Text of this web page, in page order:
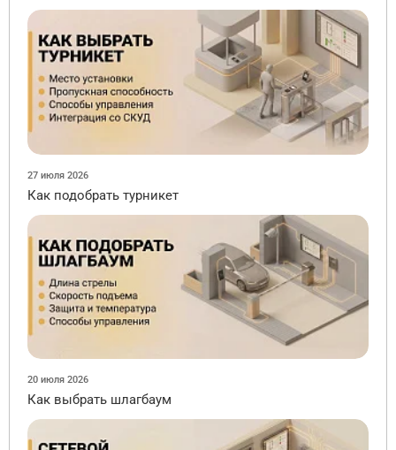
27 июля 2026
Как подобрать турникет
20 июля 2026
Как выбрать шлагбаум